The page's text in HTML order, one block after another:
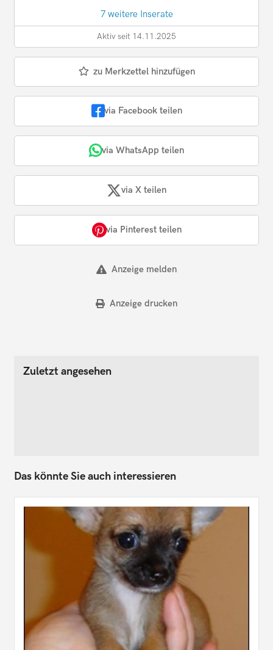
7 weitere Inserate
Aktiv seit 14.11.2025
zu Merkzettel hinzufügen
via Facebook teilen
via WhatsApp teilen
via X teilen
via Pinterest teilen
Anzeige melden
Anzeige drucken
Zuletzt angesehen
Das könnte Sie auch interessieren